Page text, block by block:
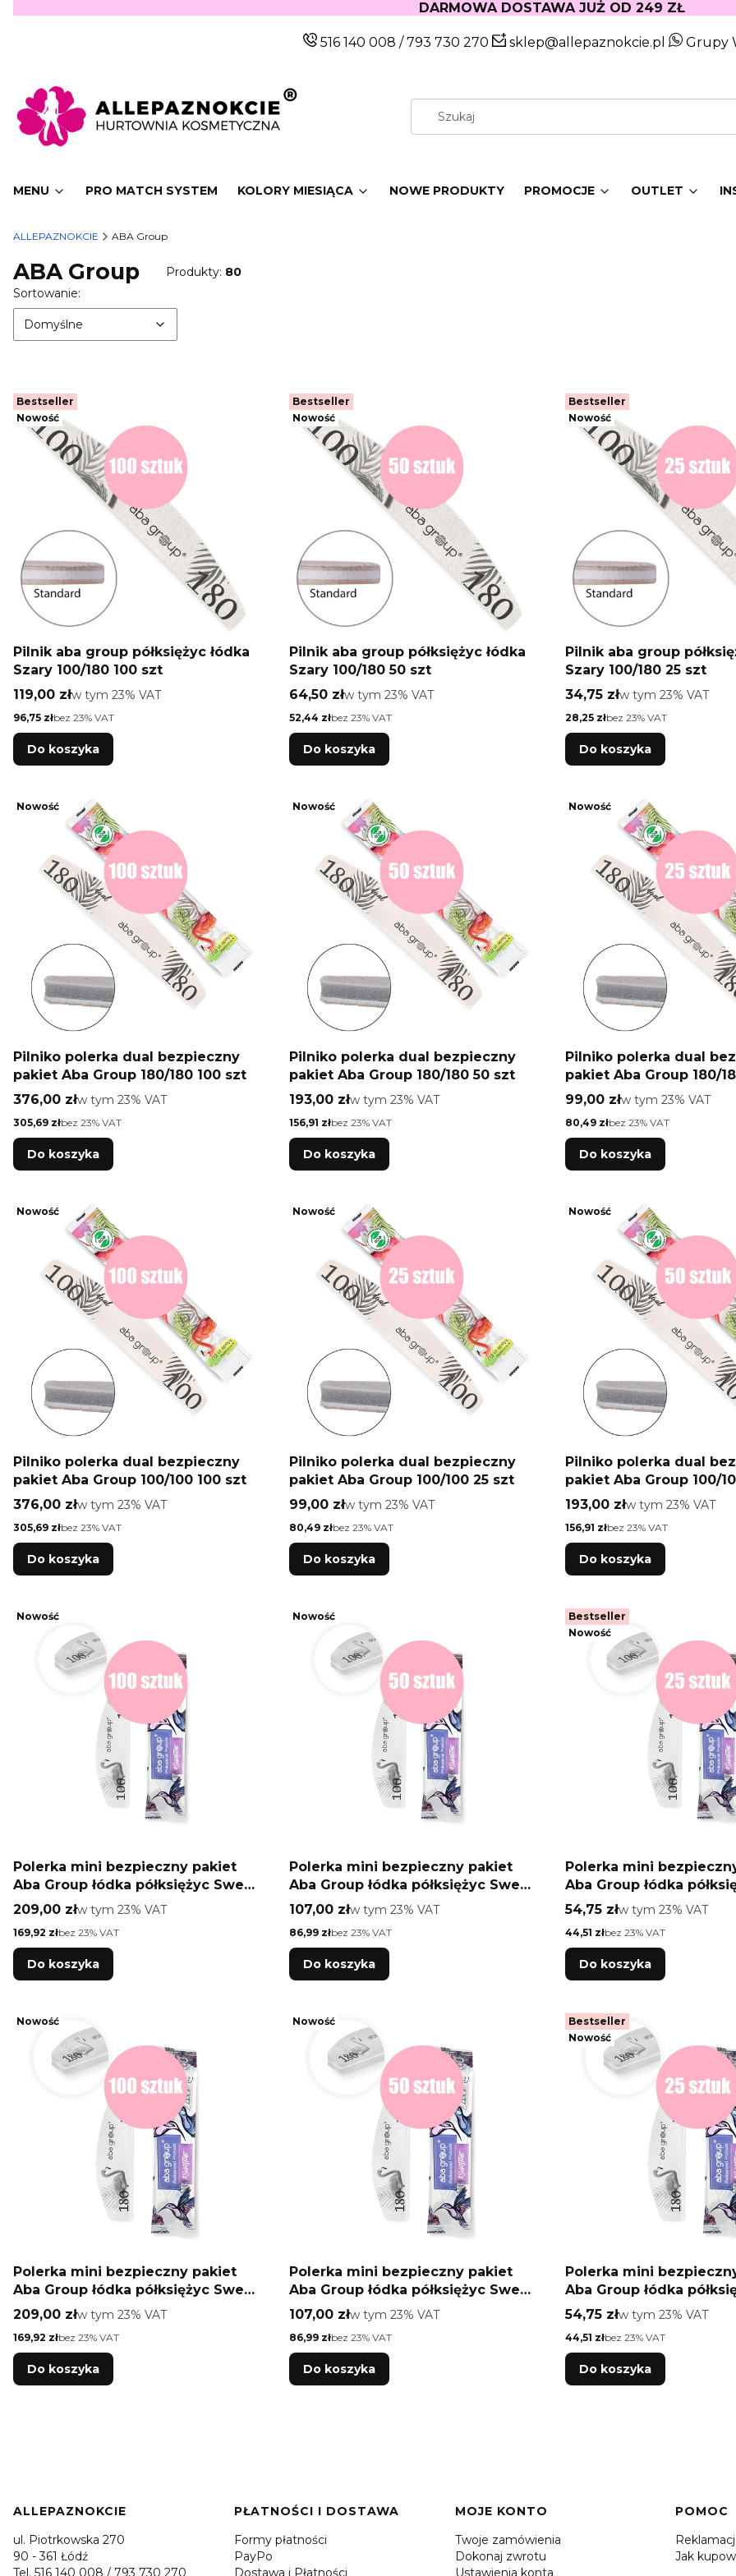
DARMOWA DOSTAWA JUŻ OD 249 ZŁ
516 140 008 /793 730 270 sklep@allepaznokcie.pl Grupy
MENU PRO MATCH SYSTEM KOLORY MIESIĄCA NOWE PRODUKTY PROMOCJE OUTLET
ALLEPAZNOKCIE ABA Group
ABA Group Produkty: 80
Lista produktów
Sortowanie:
Domyślne
Bestseller
Nowość
Pilnik aba group półksiężyc łódka
Szary 100/180 100 szt
Cena brutto
119,00 złw tym %s VAT
w tym 23% VAT
Cena netto
96,75 złbez 23% VAT
Do koszyka
Bestseller
Nowość
Pilnik aba group półksiężyc łódka
Szary 100/180 50 szt
Cena brutto
64,50 złw tym %s VAT
w tym 23% VAT
Cena netto
52,44 złbez 23% VAT
Do koszyka
Bestseller
Nowość
Pilnik aba group
Szary 100/180 25 szt
Cena brutto
34,75 złw tym %s VAT
w tym 23% VAT
Cena netto
28,25 złbez 23% VAT
Do koszyka
Nowość
Pilniko polerka dual bezpieczny
pakiet Aba Group 180/180 100 szt
Cena brutto
376,00 złw tym %s VAT
w tym 23% VAT
Cena netto
305,69 złbez 23% VAT
Do koszyka
Nowość
Pilniko polerka dual bezpieczny
pakiet Aba Group 180/180 50 szt
Cena brutto
193,00 złw tym %s VAT
w tym 23% VAT
Cena netto
156,91 złbez 23% VAT
Do koszyka
Nowość
Pilniko polerka dual
pakiet Aba Group 180/
Cena brutto
99,00 złw tym %s VAT
w tym 23% VAT
Cena netto
80,49 złbez 23% VAT
Do koszyka
Nowość
Pilniko polerka dual bezpieczny
pakiet Aba Group 100/100 100 szt
Cena brutto
376,00 złw tym %s VAT
w tym 23% VAT
Cena netto
305,69 złbez 23% VAT
Do koszyka
Nowość
Pilniko polerka dual bezpieczny
pakiet Aba Group 100/100 25 szt
Cena brutto
99,00 złw tym %s VAT
w tym 23% VAT
Cena netto
80,49 złbez 23% VAT
Do koszyka
Nowość
Pilniko polerka dual
pakiet Aba Group 100/
Cena brutto
193,00 złw tym %s VAT
w tym 23% VAT
Cena netto
156,91 złbez 23% VAT
Do koszyka
Nowość
Polerka mini bezpieczny pakiet
Aba Group łódka półksiężyc Sweet
100/180 100 szt
Cena brutto
209,00 złw tym %s VAT
w tym 23% VAT
Cena netto
169,92 złbez 23% VAT
Do koszyka
Nowość
Polerka mini bezpieczny pakiet
Aba Group łódka półksiężyc Sweet
100/180 50 szt
Cena brutto
107,00 złw tym %s VAT
w tym 23% VAT
Cena netto
86,99 złbez 23% VAT
Do koszyka
Bestseller
Nowość
Polerka mini
Aba Group łódka
100/180 25 szt
Cena brutto
54,75 złw tym %s VAT
w tym 23% VAT
Cena netto
44,51 złbez 23% VAT
Do koszyka
Nowość
Polerka mini bezpieczny pakiet
Aba Group łódka półksiężyc Sweet
180/240 100 szt
Cena brutto
209,00 złw tym %s VAT
w tym 23% VAT
Cena netto
169,92 złbez 23% VAT
Do koszyka
Nowość
Polerka mini bezpieczny pakiet
Aba Group łódka półksiężyc Sweet
180/240 50 szt
Cena brutto
107,00 złw tym %s VAT
w tym 23% VAT
Cena netto
86,99 złbez 23% VAT
Do koszyka
Bestseller
Nowość
Polerka mini
Aba Group łódka
180/240 25 szt
Cena brutto
54,75 złw tym %s VAT
w tym 23% VAT
Cena netto
44,51 złbez 23% VAT
Do koszyka
Linki w stopce
ALLEPAZNOKCIE
ul. Piotrkowska 270
90 - 361 Łódź
Tel. 516 140 008 / 793 730 270
PŁATNOŚCI I DOSTAWA
Formy płatności
PayPo
Dostawa i Płatności
MOJE KONTO
Twoje zamówienia
Dokonaj zwrotu
Ustawienia konta
POMOC
Jak